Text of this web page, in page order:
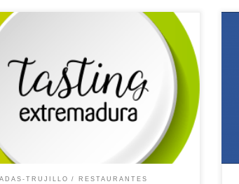
R-CC-00520
Comarca turística:
TRUJILLO
Localidad: Trujillo
Plaza del Campillo, 28
Página web:
Electrónico: Contactar por correo
Teléfono: Teléfono: 927 320 083
Gastroexperiencias.
Gourmet. 🗺Ubicación
TRUJILLO RESTAURANTES